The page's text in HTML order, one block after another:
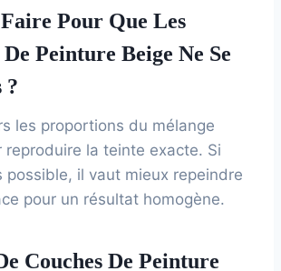
Pour Que Les
Peinture Beige Ne Se
?
les proportions du mélange
reproduire la teinte exacte. Si
possible, il vaut mieux repeindre
pour un résultat homogène.
Couches De Peinture